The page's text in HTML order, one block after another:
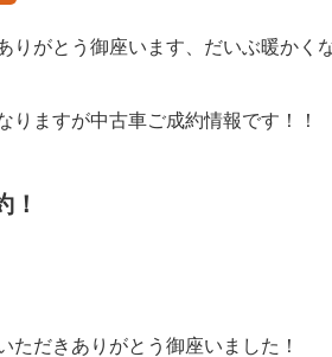
りがとう御座います、だいぶ暖かく
りますが中古車ご成約情報です！！
！
ただきありがとう御座いました！